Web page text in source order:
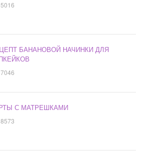
5016
БАНАНОВОЙ НАЧИНКИ ДЛЯ
7046
С МАТРЕШКАМИ
8573